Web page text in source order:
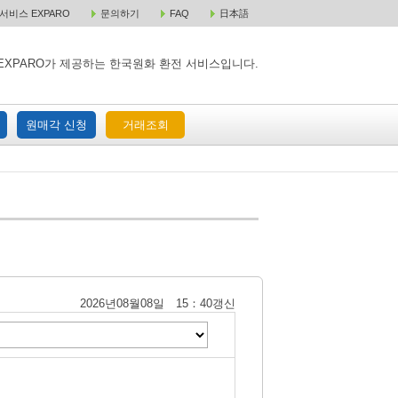
비스 EXPARO 문의하기 FAQ 日本語
가 제공하는 한국원화 환전 서비스입니다.
원매각 신청 거래조회
택배 주문 원매각 주문 거래조회
2026년08월08일 15：40갱신